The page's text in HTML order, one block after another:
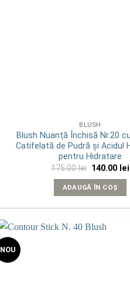
BLUSH
Blush Nuanță Închisă Nr.20
Catifelată de Pudră și Acidul
pentru Hidratare
175.00lei Prețul
a
fost:
140.00 lei
ADAUGĂ ÎN COȘ
NOU